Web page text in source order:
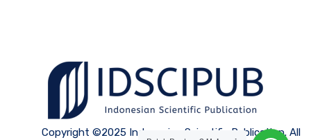
Copyright ©2025 Indonesian Scientific Publication. All